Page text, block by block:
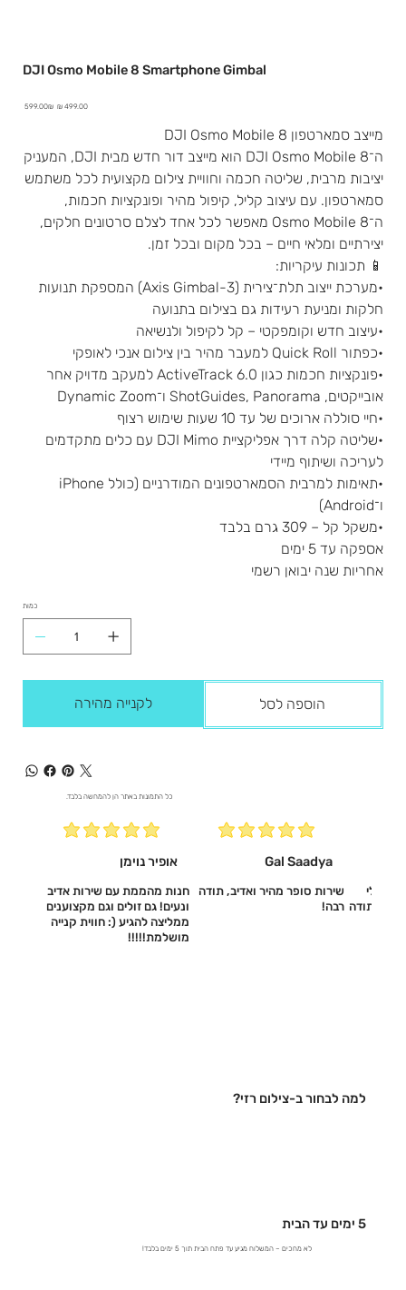
DJI Osmo Mobile 8 Smartphone Gimbal
מחיר
‏599.00 ‏₪ מחיר
‏499.00 ‏₪
מייצב סמארטפון DJI Osmo Mobile 8
ה־DJI Osmo Mobile 8 הוא מייצב דור חדש מבית DJI, המעניק
יציבות מרבית, שליטה חכמה וחוויית צילום מקצועית לכל משתמש
סמארטפון. עם עיצוב קליל, קיפול מהיר ופונקציות חכמות,
ה־Osmo Mobile 8 מאפשר לכל אחד לצלם סרטונים חלקים,
יצירתיים ומלאי חיים – בכל מקום ובכל זמן.
📱 תכונות עיקריות:
•מערכת ייצוב תלת־צירית (3-Axis Gimbal) המספקת תנועות
חלקות ומניעת רעידות גם בצילום בתנועה
•עיצוב חדש וקומפקטי – קל לקיפול ולנשיאה
•כפתור Quick Roll למעבר מהיר בין צילום אנכי לאופקי
•פונקציות חכמות כגון ActiveTrack 6.0 למעקב מדויק אחר
אובייקטים, ShotGuides, Panorama ו־Dynamic Zoom
•חיי סוללה ארוכים של עד 10 שעות שימוש רצוף
•שליטה קלה דרך אפליקציית DJI Mimo עם כלים מתקדמים
לעריכה ושיתוף מיידי
•תאימות למרבית הסמארטפונים המודרניים (כולל iPhone
ו־Android)
•משקל קל – 309 גרם בלבד
אספקה עד 5 ימים
אחריות שנה יבואן רשמי
כמות
הוספה לסל לקנייה מהירה
כל התמונות באתר הן להמחשה בלבד.
אופיר נוימן
חנות מהממת עם שירות אדיב
ונעים! גם זולים וגם מקצוענים
ממליצה להגיע (: חווית קנייה
מושלמת!!!!!‎
Gal Saadya
שירות סופר מהיר ואדיב, תודה
רבה!
לי
תודה
למה לבחור ב-צילום רזי?
5 ימים עד הבית
לא מחכים – המשלוח מגיע עד פתח הבית תוך 5 ימים בלבד!